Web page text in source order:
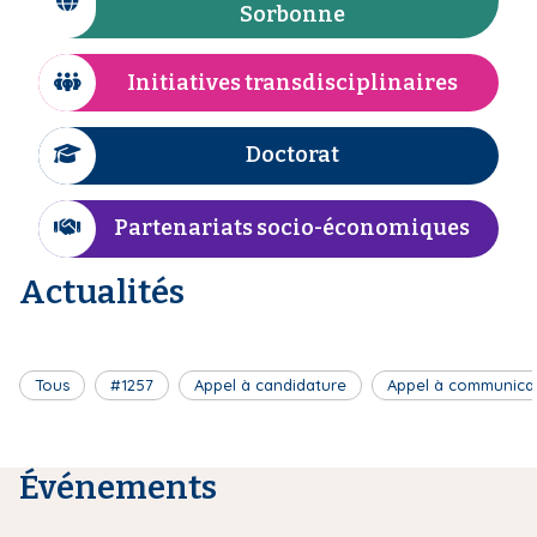
n
e
I
c
ô
n
e
Sorbonne
I
c
ô
n
e
Initiatives transdisciplinaires
I
c
ô
n
e
Doctorat
I
ô
Partenariats socio-économiques
Actualités
Tous #1257 Appel à candidature Appel à
Événements